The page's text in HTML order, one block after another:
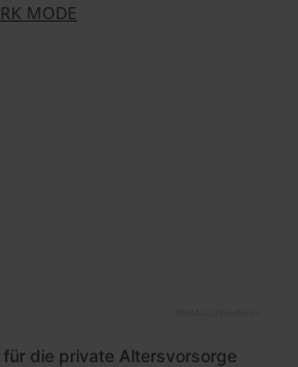
MODE
die private Altersvorsorge